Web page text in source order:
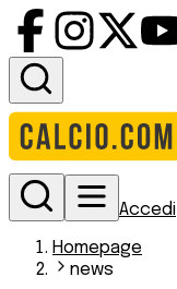
Accedi
Homepage
news